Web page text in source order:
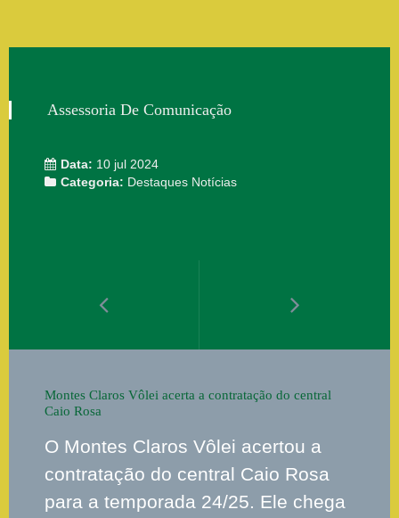
Assessoria De Comunicação
Data: 10 jul 2024
Categoria: Destaques Notícias
Montes Claros Vôlei acerta a contratação do central
Caio Rosa
O Montes Claros Vôlei acertou a
contratação do central Caio Rosa
para a temporada 24/25. Ele chega